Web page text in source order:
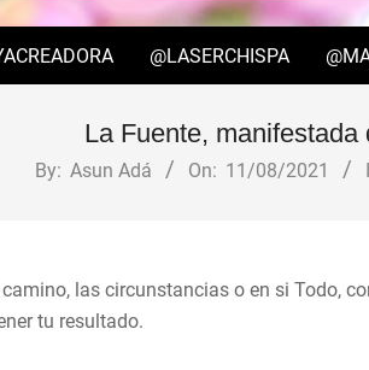
Secondary
Menu
@LASERCHISPA
La Fuente, manifestada
By: Asun Adá On: 11/08/2021
las circunstancias o en si Todo,
tu resultado.